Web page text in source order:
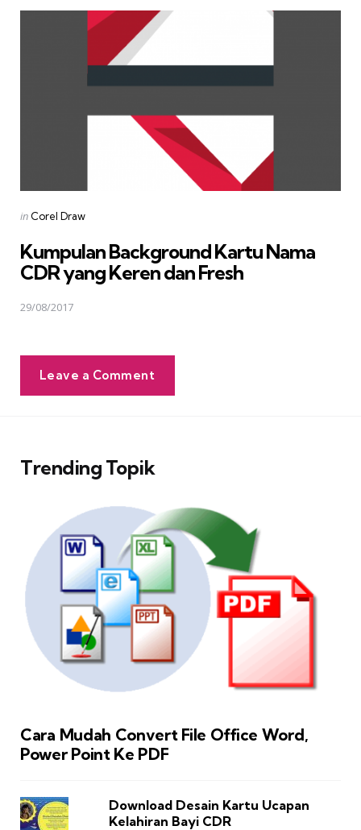
Posted
in Corel Draw
Kumpulan Background Kartu Nama
CDR yang Keren dan Fresh
29/08/2017
Leave a Comment
Trending Topik
Cara Mudah Convert File Office Word,
Power Point Ke PDF
Download Desain Kartu Ucapan
Kelahiran Bayi CDR